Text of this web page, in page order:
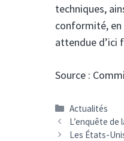
techniques,
conformité, en
attendue d’ici
Source :
Catégories
Actualités
Navigation
des
L’enquête de
Les États-